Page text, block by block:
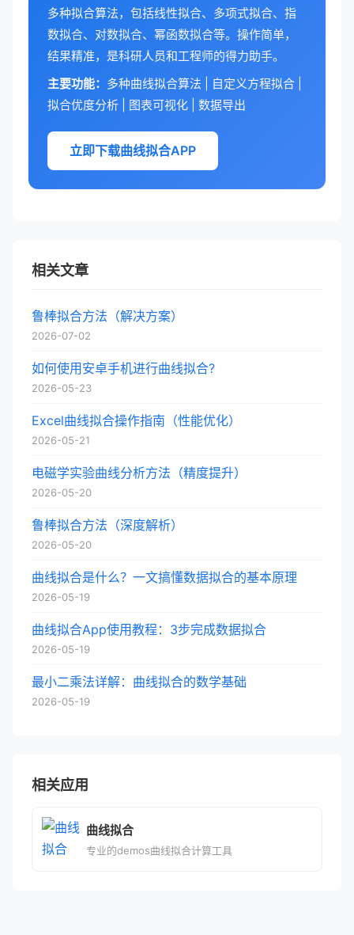
多种拟合算法，包括线性拟合、多项式拟合、指
数拟合、对数拟合、幂函数拟合等。操作简单，
结果精准，是科研人员和工程师的得力助手。
主要功能： 多种曲线拟合算法 | 自定义方程拟合 |
拟合优度分析 | 图表可视化 | 数据导出
立即下载曲线拟合APP
相关文章
鲁棒拟合方法（解决方案）
2026-07-02
如何使用安卓手机进行曲线拟合?
2026-05-23
Excel曲线拟合操作指南（性能优化）
2026-05-21
电磁学实验曲线分析方法（精度提升）
2026-05-20
鲁棒拟合方法（深度解析）
2026-05-20
曲线拟合是什么？一文搞懂数据拟合的基本原理
2026-05-19
曲线拟合App使用教程：3步完成数据拟合
2026-05-19
最小二乘法详解：曲线拟合的数学基础
2026-05-19
相关应用
曲线拟合
专业的demos曲线拟合计算工具